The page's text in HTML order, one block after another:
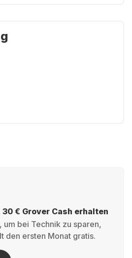
€ Grover Cash erhalten
bei Technik zu sparen,
den ersten Monat gratis.